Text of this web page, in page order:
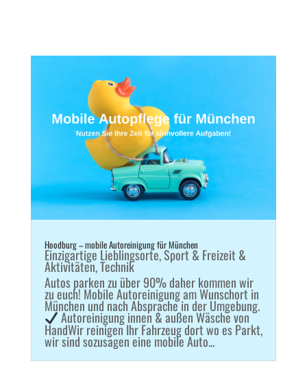
Hoodburg – mobile Autoreinigung für München
Einzigartige Lieblingsorte,Sport & Freizeit &
Aktivitäten,Technik
Autos parken zu über 90% daher kommen wir
zu euch! Mobile Autoreinigung am Wunschort in
München und nach Absprache in der Umgebung.
Autoreinigung innen & außen Wäsche von
HandWir reinigen Ihr Fahrzeug dort wo es Parkt,
wir sind sozusagen eine mobile Auto...